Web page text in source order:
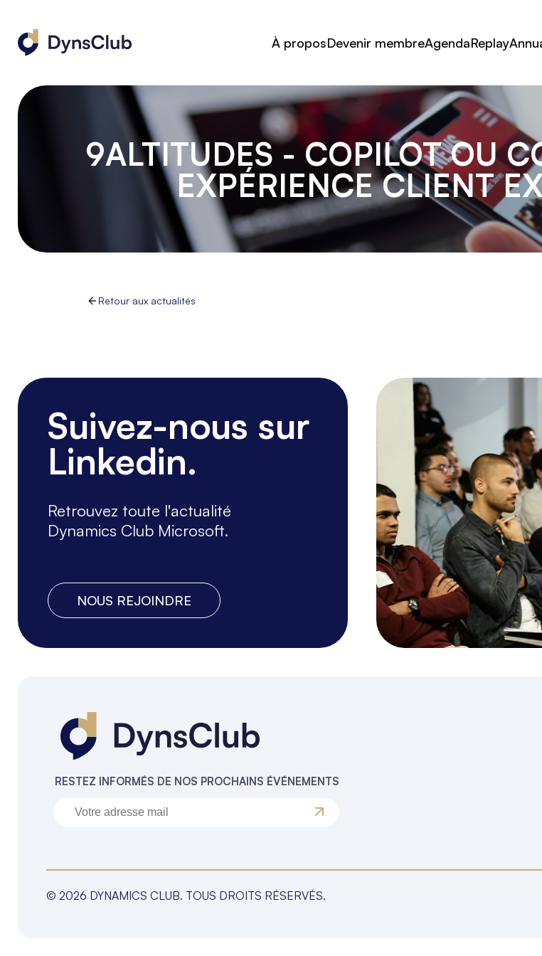
À proposDevenir membreAgendaReplay
9ALTITUDES - COPILOT OU
EXPÉRIENCE CLIENT
Retour aux actualités
Suivez-nous sur
Linkedin.
Retrouvez toute l'actualité
Dynamics Club Microsoft.
NOUS REJOINDRE
RESTEZ INFORMÉS DE NOS PROCHAINS ÉVÉNEMENTS
© 2026 DYNAMICS CLUB. TOUS DROITS RÉSERVÉS.